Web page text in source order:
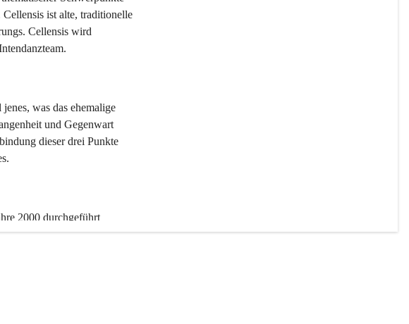
ist alte, traditionelle
Cellensis wird
was das ehemalige
und Gegenwart
dieser drei Punkte
2000 durchgeführt